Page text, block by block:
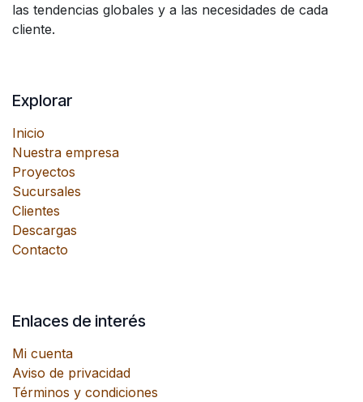
las tendencias globales y a las necesidades de cada
cliente.
Explorar
Inicio
Nuestra empresa
Proyectos
Sucursales
Clientes
Descargas
Contacto
Enlaces de interés
Mi cuenta
Aviso de privacidad
Términos y condiciones